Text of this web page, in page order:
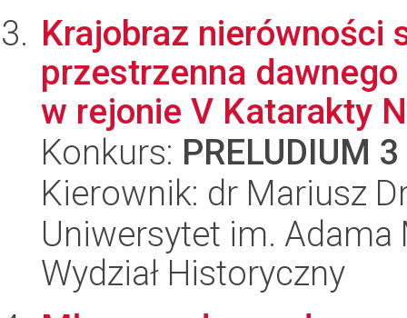
Krajobraz nierówności
przestrzenna
w rejonie V Katarakty
Konkurs: PRELUDIUM 3
Kierownik: dr Mariusz
Uniwersytet im.
Wydział Historyczny